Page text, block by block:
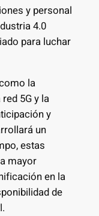
y personal
4.0
para luchar
la
5G y la
y
un
estas
mayor
en la
de